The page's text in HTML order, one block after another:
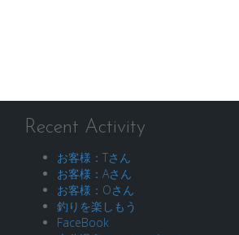
Recent Activity
お客様：Tさん
お客様：Aさん
お客様：Oさん
釣りを楽しもう
FaceBook